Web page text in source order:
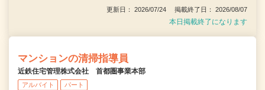
更新日： 2026/07/24 掲載終了日： 2026/08/07
本日掲載終了になります
マンションの清掃指導員
近鉄住宅管理株式会社 首都圏事業本部
アルバイト パート